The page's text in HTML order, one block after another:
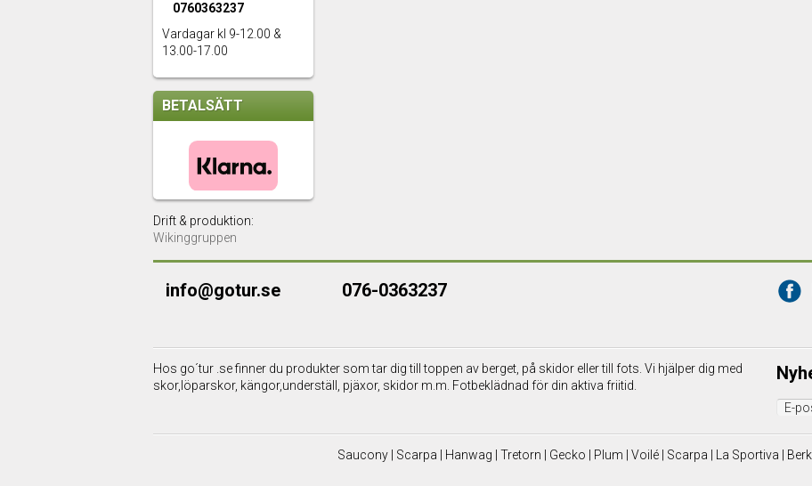
0760363237
Vardagar kl 9-12.00 &
13.00-17.00
BETALSÄTT
Drift & produktion:
Wikinggruppen
info@gotur.se 076-0363237
Hos go´tur .se finner du produkter som tar dig till toppen av berget, på skidor eller till fots. Vi hjälper dig med
skor,löparskor, kängor,underställ, pjäxor, skidor m.m. Fotbeklädnad för din aktiva friitid.
Saucony | Scarpa | Hanwag | Tretorn | Gecko | Plum | Voilé | Scarpa | La Sportiva |